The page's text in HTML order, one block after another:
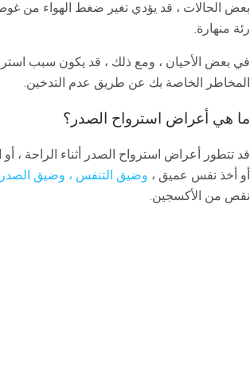
بعض الحالات ، قد يؤدي تغير ضغط الهواء من
رئة منهارة.
في بعض الأحيان ، ومع ذلك ، قد يكون سبب
المخاطر الخاصة بك عن طريق عدم التدخين.
ما هي أعراض استرواح الصدر؟
قد تتطور أعراض استرواح الصدر أثناء الراحة ،
أو أخذ نفس عميق ، وضيق التنفس ، وضيق الصدر
نقص من الأكسجين.